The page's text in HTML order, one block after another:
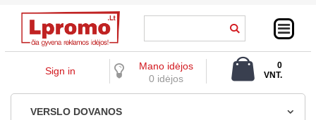
Sign in
Mano idėjos
0 idėjos
0
VNT.
VERSLO DOVANOS